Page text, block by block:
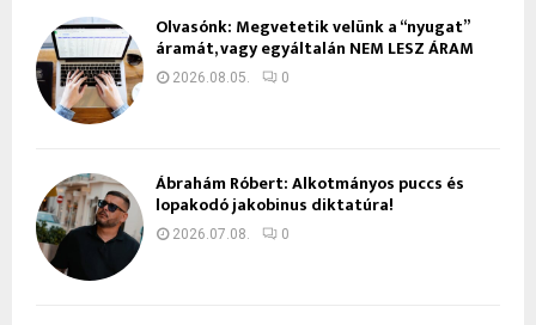
Olvasónk: Megvetetik velünk a “nyugat”
áramát, vagy egyáltalán NEM LESZ ÁRAM
2026.08.05. 0
Ábrahám Róbert: Alkotmányos puccs és
lopakodó jakobinus diktatúra!
2026.07.08. 0